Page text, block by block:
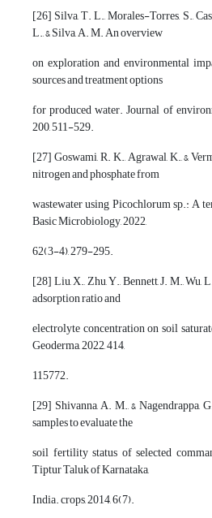
[26] Silva, T. L., Morales-Torres, S.,
L., & Silva, A. M. An overview
on exploration and environmental
sources and treatment options
for produced water. Journal of
200, 511-529.
[27] Goswami, R. K., Agrawal, K., &
nitrogen and phosphate from
wastewater using Picochlorum sp.: A
Basic Microbiology, 2022,
62(3-4), 279-295.
[28] Liu, X., Zhu, Y., Bennett, J. M., Wu,
adsorption ratio and
electrolyte concentration on soil
Geoderma, 2022, 414,
115772.
[29] Shivanna, A. M., & Nagendrappa,
samples to evaluate the
soil fertility status of selected
Tiptur Taluk of Karnataka,
India. crops, 2014, 6(7).